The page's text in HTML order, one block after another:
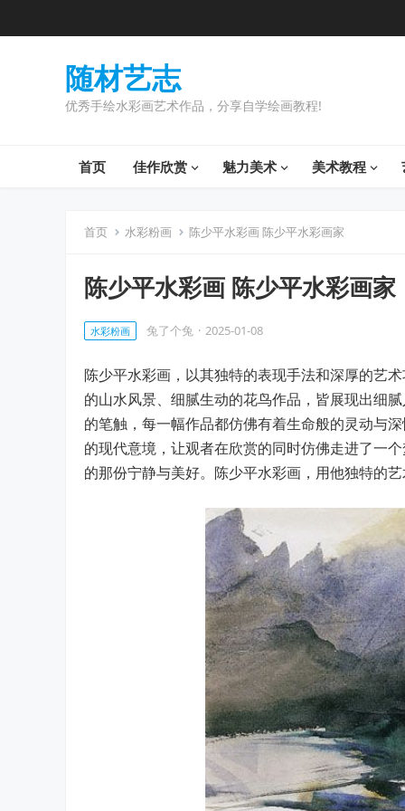
随材艺志
优秀手绘水彩画艺术作品，分享自学绘画教程!
首页 佳作欣赏 魅力美术 美术教程
首页 水彩粉画 陈少平水彩画 陈少平水彩画家
陈少平水彩画 陈少平水彩画家
水彩粉画 兔了个兔 · 2025-01-08
陈少平水彩画，以其独特的表现手法和深厚的艺
的山水风景、细腻生动的花鸟作品，皆展现出细
的笔触，每一幅作品都仿佛有着生命般的灵动与
的现代意境，让观者在欣赏的同时仿佛走进了一
的那份宁静与美好。陈少平水彩画，用他独特的